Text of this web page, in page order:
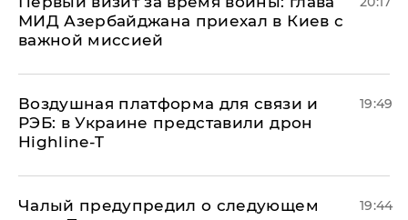
МИД Азербайджана приехал в Киев с
важной миссией
Воздушная платформа для связи и
РЭБ: в Украине представили дрон
Highline-T
19:49
Чалый предупредил о следующем
19:44